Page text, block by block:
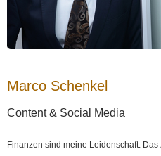
Marco Schenkel
Content & Social Media
Finanzen sind meine Leidenschaft.